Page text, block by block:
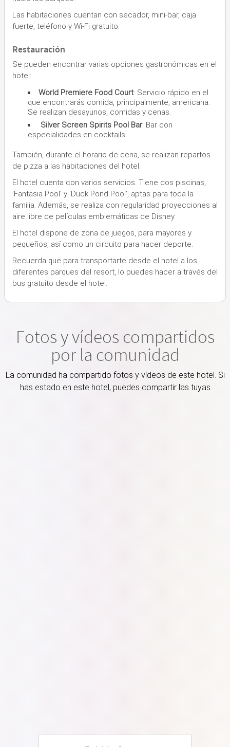
Las habitaciones cuentan con secador, mini-bar, caja
fuerte, teléfono y Wi-Fi gratuito.
Restauración
Se pueden encontrar varias opciones gastronómicas en el
hotel:
World Premiere Food Court: Servicio rápido en el
que encontrarás comida, principalmente, americana.
Se realizan desayunos, comidas y cenas.
Silver Screen Spirits Pool Bar: Bar con
especialidades en cocktails.
También, durante el horario de cena, se realizan repartos
de pizza a las habitaciones del hotel.
El hotel cuenta con varios servicios. Tiene dos piscinas,
'Fantasia Pool' y 'Duck Pond Pool', aptas para toda la
familia. Además, se realiza con regularidad proyecciones al
aire libre de películas emblemáticas de Disney.
El hotel dispone de zona de juegos, para mayores y
pequeños, así como un circuito para hacer deporte.
Recuerda que para transportarte desde el hotel a los
diferentes parques del resort, lo puedes hacer a través del
bus gratuito desde el hotel.
Fotos y vídeos compartidos
por la comunidad
La comunidad ha compartido fotos y vídeos de este hotel. Si
has estado en este hotel, puedes compartir las tuyas